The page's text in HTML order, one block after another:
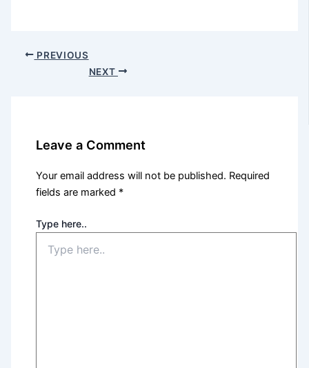
PREVIOUS
NEXT
Leave a Comment
Your email address will not be published. Required
fields are marked *
Type here..